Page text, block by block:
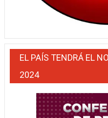
EL PAÍS TENDRÁ EL
2024